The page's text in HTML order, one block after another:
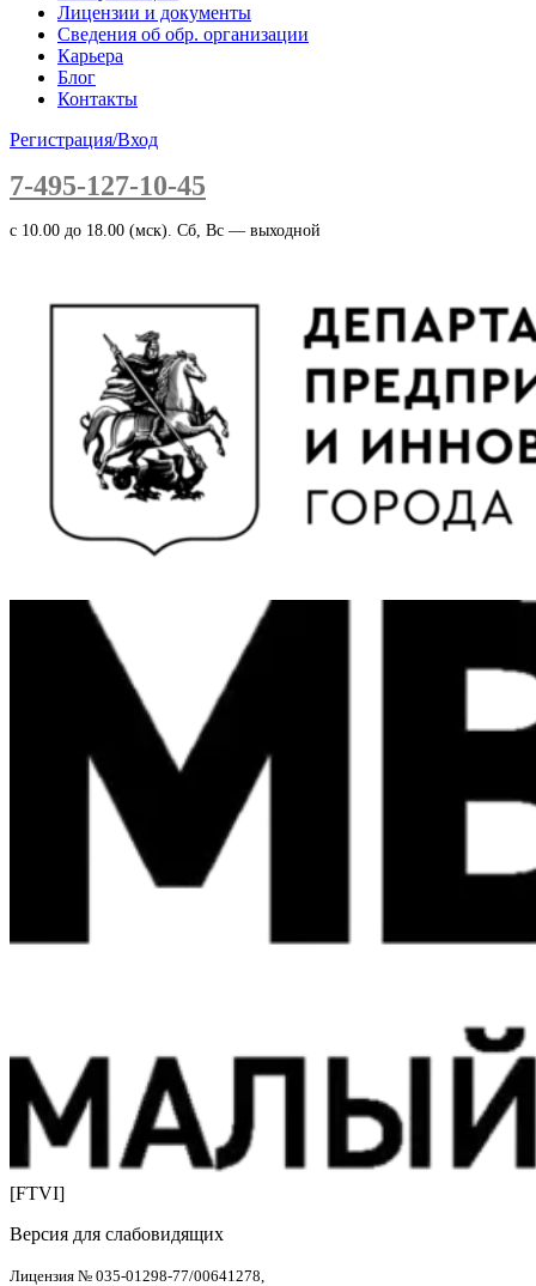
Лицензии и документы
Сведения об обр. организации
Карьера
Блог
Контакты
Регистрация/Вход
7-495-127-10-45
c 10.00 до 18.00 (мск). Сб, Вс — выходной
[FTVI]
Версия для слабовидящих
Лицензия № 035-01298-77/00641278,